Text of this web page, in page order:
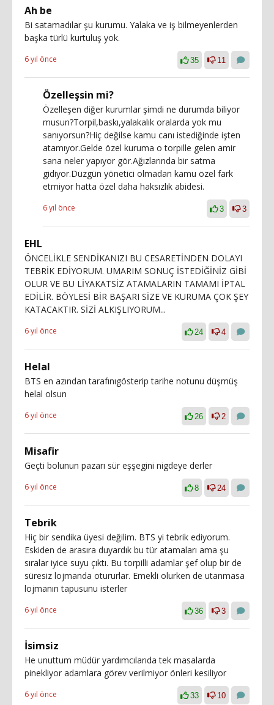
Ah be
Bi satamadılar şu kurumu. Yalaka ve iş bilmeyenlerden
başka türlü kurtuluş yok.
6 yıl önce 35 11
Özelleşsin mi?
Özelleşen diğer kurumlar şimdi ne durumda biliyor
musun?Torpil,baskı,yalakalık oralarda yok mu
sanıyorsun?Hiç değilse kamu canı istediğinde işten
atamıyor.Gelde özel kuruma o torpille gelen amir
sana neler yapıyor gör.Ağızlarında bir satma
gidiyor.Düzgün yönetici olmadan kamu özel fark
etmiyor hatta özel daha haksızlık abidesi.
6 yıl önce 3 3
EHL
ÖNCELİKLE SENDİKANIZI BU CESARETİNDEN DOLAYI
TEBRİK EDİYORUM. UMARIM SONUÇ İSTEDİĞİNİZ GİBİ
OLUR VE BU LİYAKATSİZ ATAMALARIN TAMAMI İPTAL
EDİLİR. BÖYLESİ BİR BAŞARI SİZE VE KURUMA ÇOK ŞEY
KATACAKTIR. SİZİ ALKIŞLIYORUM...
6 yıl önce 24 4
Helal
BTS en azından tarafınıgösterip tarihe notunu düşmüş
helal olsun
6 yıl önce 26 2
Misafir
Geçti bolunun pazarı sür eşşegini nigdeye derler
6 yıl önce 8 24
Tebrik
Hiç bir sendika üyesi değilim. BTS yi tebrik ediyorum.
Eskiden de arasıra duyardık bu tür atamaları ama şu
sıralar iyice suyu çıktı. Bu torpilli adamlar şef olup bir de
süresiz lojmanda otururlar. Emekli olurken de utanmasa
lojmanın tapusunu isterler
6 yıl önce 36 3
İsimsiz
He unuttum müdür yardımcılarıda tek masalarda
pinekliyor adamlara görev verilmiyor önleri kesiliyor
6 yıl önce 33 10